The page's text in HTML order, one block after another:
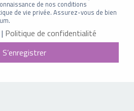
de nos conditions
de vie privée. Assurez-vous de bien
| Politique de confidentialité
S’enregistrer